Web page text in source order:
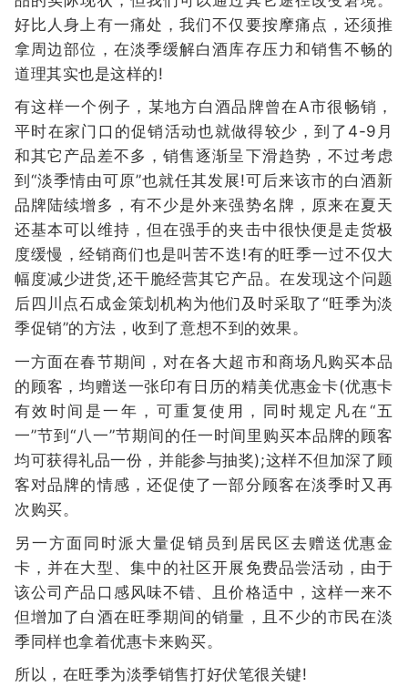
好比人身上有一痛处，我们不仅要按摩痛点，还须推
拿周边部位，在淡季缓解白酒库存压力和销售不畅的
道理其实也是这样的!
有这样一个例子，某地方白酒品牌曾在A市很畅销，
平时在家门口的促销活动也就做得较少，到了4-9月
和其它产品差不多，销售逐渐呈下滑趋势，不过考虑
到“淡季情由可原”也就任其发展!可后来该市的白酒新
品牌陆续增多，有不少是外来强势名牌，原来在夏天
还基本可以维持，但在强手的夹击中很快便是走货极
度缓慢，经销商们也是叫苦不迭!有的旺季一过不仅大
幅度减少进货,还干脆经营其它产品。在发现这个问题
后四川点石成金策划机构为他们及时采取了“旺季为淡
季促销”的方法，收到了意想不到的效果。
一方面在春节期间，对在各大超市和商场凡购买本品
的顾客，均赠送一张印有日历的精美优惠金卡(优惠卡
有效时间是一年，可重复使用，同时规定凡在“五
一”节到“八一”节期间的任一时间里购买本品牌的顾客
均可获得礼品一份，并能参与抽奖);这样不但加深了顾
客对品牌的情感，还促使了一部分顾客在淡季时又再
次购买。
另一方面同时派大量促销员到居民区去赠送优惠金
卡，并在大型、集中的社区开展免费品尝活动，由于
该公司产品口感风味不错、且价格适中，这样一来不
但增加了白酒在旺季期间的销量，且不少的市民在淡
季同样也拿着优惠卡来购买。
所以，在旺季为淡季销售打好伏笔很关键!